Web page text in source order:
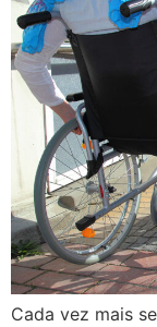
Cada vez mais